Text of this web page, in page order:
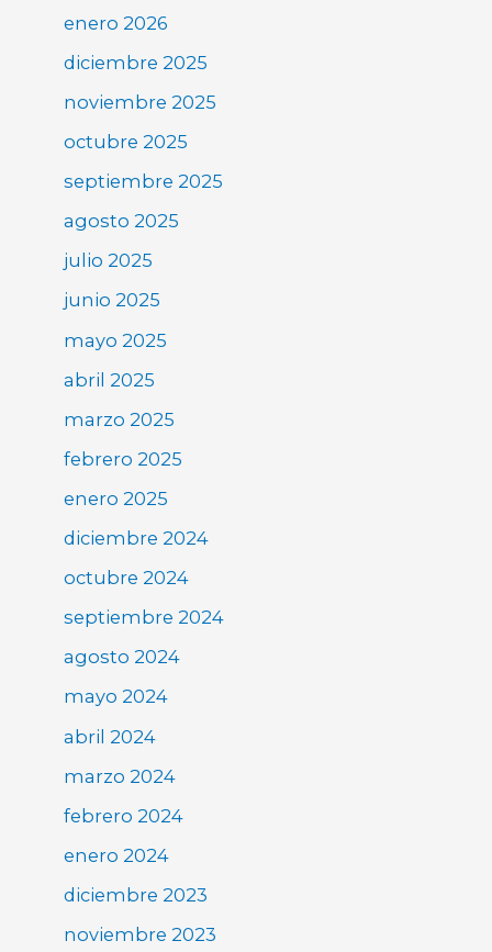
enero 2026
diciembre 2025
noviembre 2025
octubre 2025
septiembre 2025
agosto 2025
julio 2025
junio 2025
mayo 2025
abril 2025
marzo 2025
febrero 2025
enero 2025
diciembre 2024
octubre 2024
septiembre 2024
agosto 2024
mayo 2024
abril 2024
marzo 2024
febrero 2024
enero 2024
diciembre 2023
noviembre 2023